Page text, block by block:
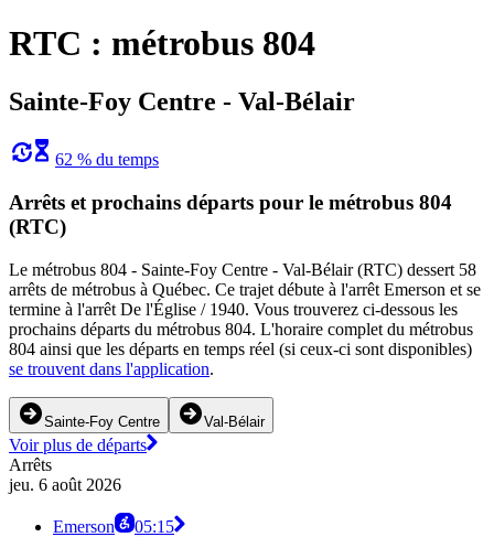
RTC : métrobus 804
Sainte-Foy Centre - Val-Bélair
62 % du temps
Arrêts et prochains départs pour le métrobus 804
(RTC)
Le métrobus 804 - Sainte-Foy Centre - Val-Bélair (RTC) dessert 58
arrêts de métrobus à Québec. Ce trajet débute à l'arrêt Emerson et se
termine à l'arrêt De l'Église / 1940. Vous trouverez ci-dessous les
prochains départs du métrobus 804. L'horaire complet du métrobus
804 ainsi que les départs en temps réel (si ceux-ci sont disponibles)
se trouvent dans l'application.
Sainte-Foy Centre Val-Bélair
Voir plus de départs
Arrêts
jeu. 6 août 2026
Emerson
05:15